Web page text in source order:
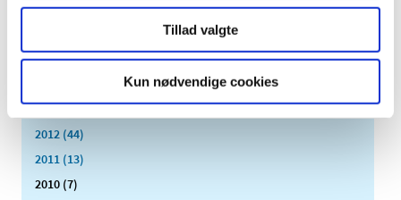
Tillad valgte
Kun nødvendige cookies
2017 (36)
2015 (31)
2013 (45)
2012 (44)
2011 (13)
2010 (7)